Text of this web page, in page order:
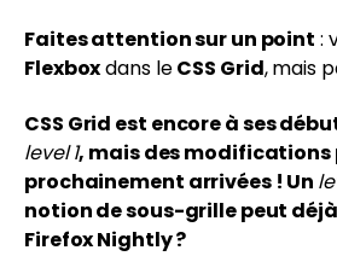
Faites attention sur un point :
Flexboxdans leCSS Grid, mais
CSS Grid est encore à ses
level 1, mais des
prochainement arrivées ! Un
notion de sous-grille peut
Firefox Nightly ?